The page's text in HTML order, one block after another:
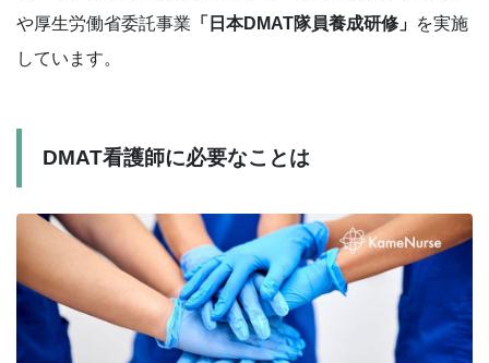
や厚生労働省委託事業 「日本DMAT隊員養成研修」 を実施
しています。
DMAT看護師に必要なことは